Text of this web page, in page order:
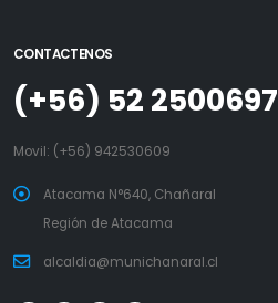
CONTACTENOS
(+56) 52 2500697
Movil: (+56) 942530609
Atacama N°640, Chañaral
Región de Atacama
alcaldia@munichanaral.cl